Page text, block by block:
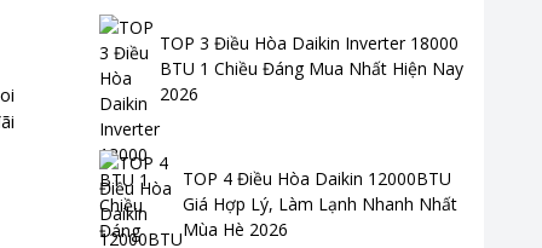
TOP 3 Điều Hòa Daikin Inverter 18000
BTU 1 Chiều Đáng Mua Nhất Hiện Nay
2026
TOP 4 Điều Hòa Daikin 12000BTU
Giá Hợp Lý, Làm Lạnh Nhanh Nhất
Mùa Hè 2026